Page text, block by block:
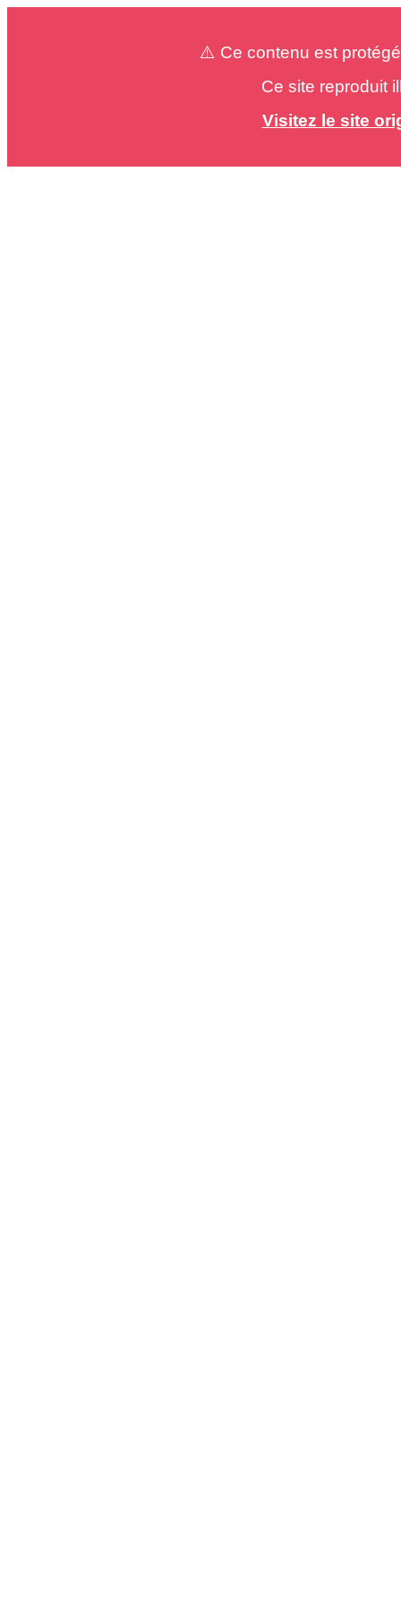
⚠️ Ce contenu est
Ce site reproduit
Visitez le site